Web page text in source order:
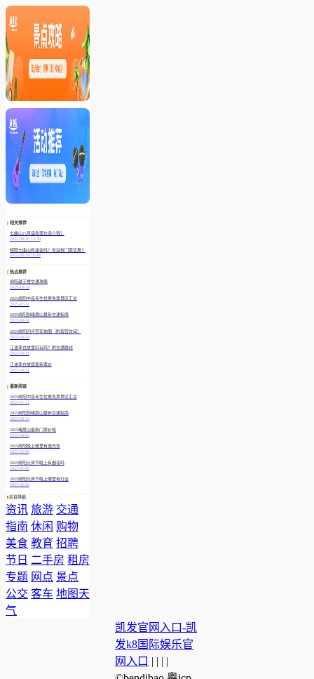
相关推荐
七曲山八月庙会票价多少钱？
2022-08-29 13:30
绵阳七曲山有庙会吗？有没有门票优惠？
2022-08-24 16:46
热点推荐
绵阳越王楼交通攻略
2025-10-31
2025绵阳中高考生优惠免票景区汇总
2025-07-11
2025绵阳到峨眉山最新交通指南
2025-04-14
2025绵阳四月赏花地图（附观赏时间）
2025-04-14
江油李白故里好玩吗？附交通路线
2025-04-11
江油李白故居最新票价
2025-04-11
最新阅读
2025绵阳中高考生优惠免票景区汇总
2025-07-11
2025绵阳到峨眉山最新交通指南
2025-04-14
2025峨眉山最新门票价格
2025-04-08
2025绵阳晚上哪里有激光秀
2025-02-06
2025绵阳元宵节晚上有烟花吗
2025-02-08
2025绵阳元宵节晚上哪里有灯会
2025-02-06
栏目导航
资讯 旅游 交通
指南 休闲 购物
美食 教育 招聘
节日 二手房 租房
专题 网点 景点
公交 客车 地图 天
气
凯发官网入口-凯
发k8国际娱乐官
网入口 | | | |